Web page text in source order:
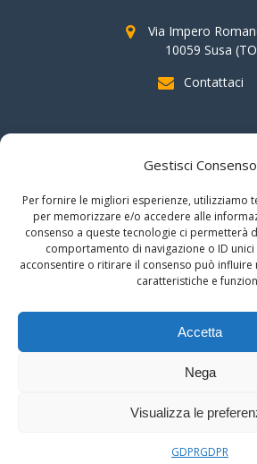
Gestisci Consenso
Per fornire le migliori esperienze, utilizziamo
per memorizzare e/o accedere alle
consenso a queste tecnologie ci permetterà
comportamento di navigazione o ID
acconsentire o ritirare il consenso può influire
caratteristiche e
Accetta
Nega
Visualizza le
GDPRGDPR
Via Impero
10059 Susa
Contattaci
SOSTIENI AAS
indicando il
C.F. 96020930010
nella
firmando per la destinazione del
Grazie!!
© 2026 Associazione Astrofili